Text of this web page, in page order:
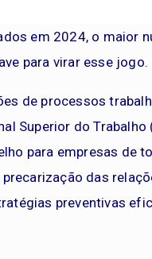
em 2024, o maior
para virar esse jogo.
de processos
Superior do Trabalho
para empresas de
das
preventivas